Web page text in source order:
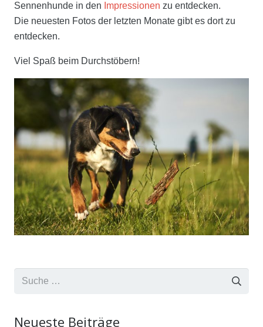
Sennenhunde in den Impressionen zu entdecken.
Die neuesten Fotos der letzten Monate gibt es dort zu
entdecken.
Viel Spaß beim Durchstöbern!
Suche
Neueste Beiträge